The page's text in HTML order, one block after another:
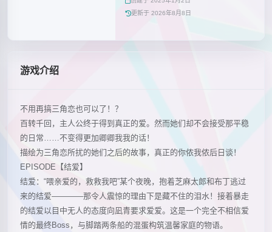
更新于 2026年8月8日
游戏介绍
不用再搞三角恋也可以了！？
百转千回，主人公终于得到真正的爱。然而她们却不会接受那平稳
的日常……不变得更加卿卿我我的话！
描绘为三角恋所扰的她们之后的故事，真正的你侬我侬后日谈！
EPISODE【结爱】
结爱：“喂亲爱的，救救我吧”某个夜晚，抱着芝麻太郎和布丁逃过
来的结爱————那令人震惊的理由下是藏不住的泪水！接着暴走
的结爱以目中无人的态度向凪青要求爱爱。这是一个完全不相信爱
情的最终Boss，与脚踏两条船的混蛋构筑温馨家庭的物语。